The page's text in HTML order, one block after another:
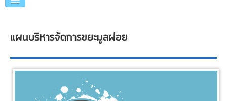
แนะนำเทศบาล
คณะผู้บริหาร
แผนการดำเนินงาน
แผนบริหารจัดการขยะมูลฝอย